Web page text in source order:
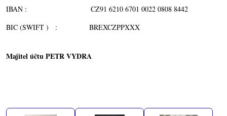
IBAN : CZ91 6210 6701 0022 0808 8442
BIC (SWIFT ) : BREXCZPPXXX
Majitel účtu PETR VYDRA